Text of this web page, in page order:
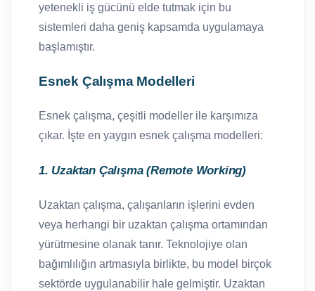
yetenekli iş gücünü elde tutmak için bu
sistemleri daha geniş kapsamda uygulamaya
başlamıştır.
Esnek Çalışma Modelleri
Esnek çalışma, çeşitli modeller ile karşımıza
çıkar. İşte en yaygın esnek çalışma modelleri:
1. Uzaktan Çalışma (Remote Working)
Uzaktan çalışma, çalışanların işlerini evden
veya herhangi bir uzaktan çalışma ortamından
yürütmesine olanak tanır. Teknolojiye olan
bağımlılığın artmasıyla birlikte, bu model birçok
sektörde uygulanabilir hale gelmiştir. Uzaktan